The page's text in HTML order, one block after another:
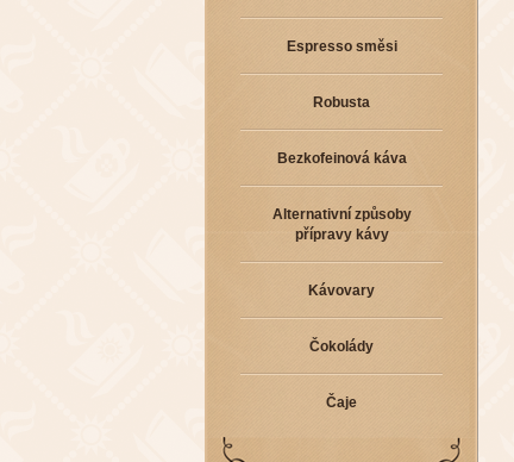
Espresso směsi
Robusta
Bezkofeinová káva
Alternativní způsoby
přípravy kávy
Kávovary
Čokolády
Čaje